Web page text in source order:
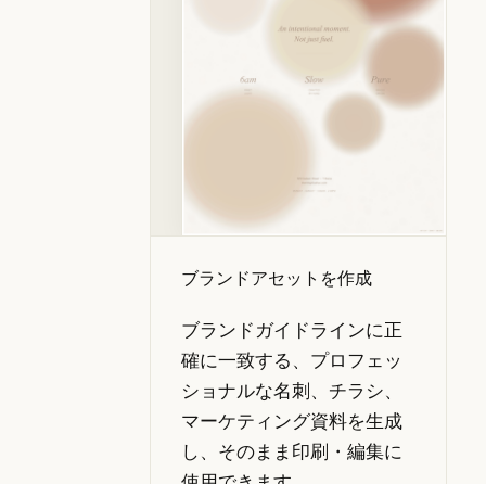
ブランドアセットを作成
ブランドガイドラインに正
確に一致する、プロフェッ
ショナルな名刺、チラシ、
マーケティング資料を生成
し、そのまま印刷・編集に